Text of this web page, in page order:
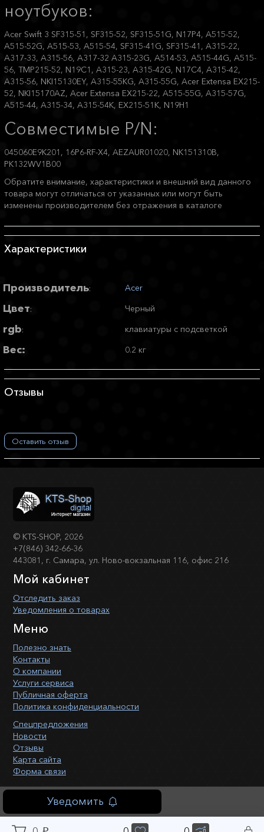
Уведомить
ноутбуков:
Acer Swift 3 SF315-51, SF315-52, SF315-51G, N17P4, A515-52,
A515-52G, A515-53, A515-54, SF315-41G, SF315-41, A315-22,
A317-33, A315-56, A317-32 A315-23G, A514-53, A515-44G, A515-
56, TMP215-52, N19C1, A315-23, A315-42G, N17C4, A315-42,
A315-56, NKI15130EY, A315-55KG, A315-55G, Acer Extensa EX215-
52, NKI15170AZ, Acer Extensa EX215-22, A515-55G, A315-57G,
A515-44, A315-34, A315-54K, EX215-51K, N19H1
Совместимые P/N:
045060E9K201, 16P6-RF-X4, AEZAUR01020, NK151310B,
PK132WV1B00
Обратите внимание, характеристики и внешний вид данного
товара могут отличаться от указанных или могут быть
изменены производителем без отражения в каталоге
Характеристики
Производитель: Acer
Цвет: Черный
rgb: клавиатуры с подсветкой
Вес: 0.2 кг
Отзывы
Оставить отзыв
© KTS-SHOP, 2026
+7(846) 342-66-36
443081, г. Самара, ул. Ново-вокзальная 116, офис 216
Мой кабинет
Отследить заказ
Уведомления о товарах
Меню
Полезно знать
Контакты
О компании
Услуги сервиса
Публичная оферта
Политика конфиденциальности
Спецпредложения
Новости
Отзывы
Карта сайта
Форма связи